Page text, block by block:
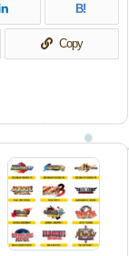
B!
Copy